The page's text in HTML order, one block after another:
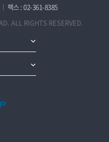
팩스 : 02-361-8385
ALL RIGHTS RESERVED.